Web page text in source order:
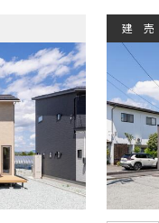
建 売